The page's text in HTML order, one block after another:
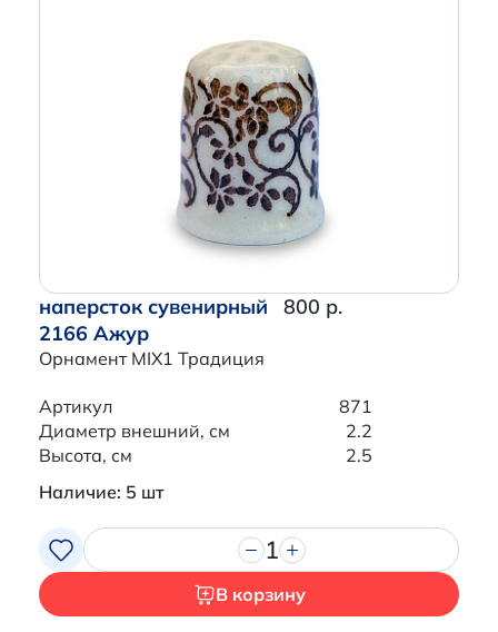
наперсток сувенирный
2166 Ажур
Орнамент MIX1 Традиция
800 р.
Артикул
871
Диаметр внешний, см
2.2
Высота, см
2.5
Наличие: 5 шт
1
В корзину